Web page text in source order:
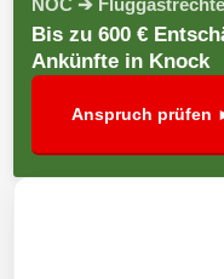
NOC ➔ Fluggastrechte
Bis zu 600 €
Ankünfte in Knock
Anspruch prüfen